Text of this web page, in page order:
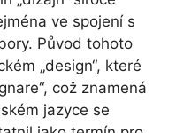
ve spojení s
Původ tohoto
„design“, které
což znamená
jazyce se